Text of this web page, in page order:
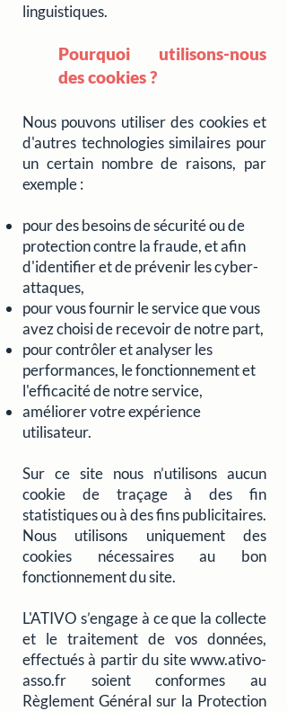
linguistiques.
Pourquoi utilisons-nous
des cookies ?
Nous pouvons utiliser des cookies et
d'autres technologies similaires pour
un certain nombre de raisons, par
exemple :
pour des besoins de sécurité ou de
protection contre la fraude, et afin
d'identifier et de prévenir les cyber-
attaques,
pour vous fournir le service que vous
avez choisi de recevoir de notre part,
pour contrôler et analyser les
performances, le fonctionnement et
l'efficacité de notre service,
améliorer votre expérience
utilisateur.
Sur ce site nous n’utilisons aucun
cookie de traçage à des fin
statistiques ou à des fins publicitaires.
Nous utilisons uniquement des
cookies nécessaires au bon
fonctionnement du site.
L'ATIVO s’engage à ce que la collecte
et le traitement de vos données,
effectués à partir du sitewww.ativo-
asso.fr soient conformes au
Règlement Général sur la Protection